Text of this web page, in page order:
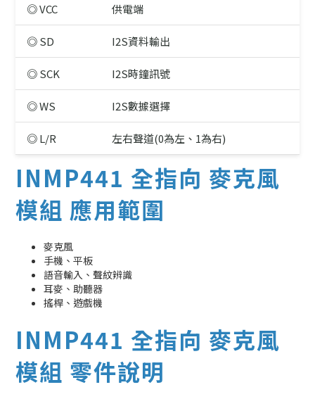
◎ VCC 供電端
◎ SD I2S資料輸出
◎ SCK I2S時鐘訊號
◎ WS I2S數據選擇
◎ L/R 左右聲道(0為左、1為右)
INMP441 全指向 麥克風
模組 應用範圍
麥克風
手機、平板
語音輸入、聲紋辨識
耳麥、助聽器
搖桿、遊戲機
INMP441 全指向 麥克風
模組 零件說明